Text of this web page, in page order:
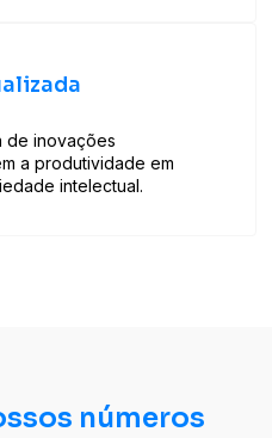
de inovações
a produtividade em
intelectual.
números